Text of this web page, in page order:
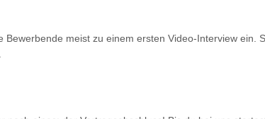
meist zu einem ersten Video-Interview ein.